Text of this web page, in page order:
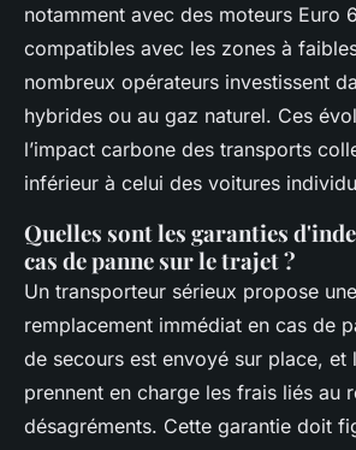
notamment avec des moteurs Euro
compatibles avec les zones à
nombreux opérateurs investissent
hybrides ou au gaz naturel. Ces
l’impact carbone des transports
inférieur à celui des voitures
Quelles sont les garanties
cas de panne sur le trajet ?
Un transporteur sérieux propose
remplacement immédiat en cas de
de secours est envoyé sur place, et
prennent en charge les frais liés au
désagréments. Cette garantie doit